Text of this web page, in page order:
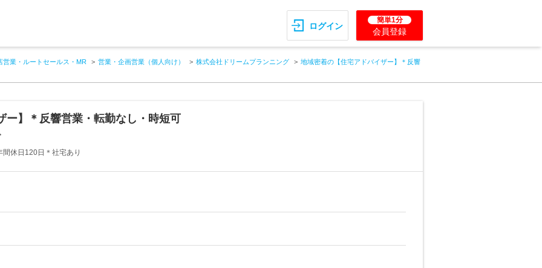
ログイン
簡単1分
会員登録
営業・ルートセールス・MR 営業・企画営業（個人向け） 株式会社ドリームプランニング 地域密着の【住宅アドバイザー】＊反響
ー】＊反響営業・転勤なし・時短可
休日120日＊社宅あり